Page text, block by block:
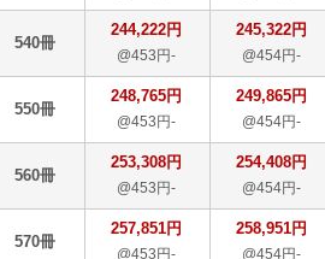
540冊
244,222円
@453円-
245,322円
@454円-
550冊
248,765円
@453円-
249,865円
@454円-
560冊
253,308円
@453円-
254,408円
@454円-
570冊
257,851円
@453円-
258,951円
@454円-